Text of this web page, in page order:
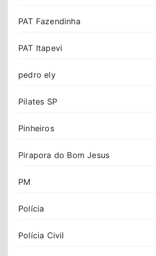
PAT Fazendinha
PAT Itapevi
pedro ely
Pilates SP
Pinheiros
Pirapora do Bom Jesus
PM
Polícia
Polícia Civil